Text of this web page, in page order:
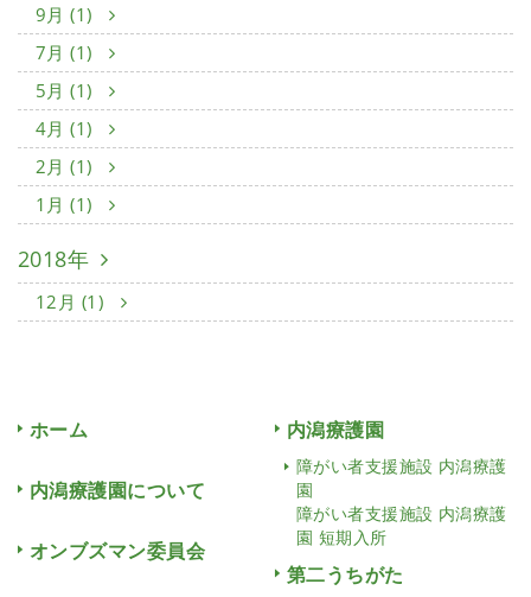
9月 (1)
7月 (1)
5月 (1)
4月 (1)
2月 (1)
1月 (1)
2018年
12月 (1)
ホーム
内潟療護園について
オンブズマン委員会
内潟療護園
障がい者支援施設 内潟療護
園
障がい者支援施設 内潟療護
園 短期入所
第二うちがた